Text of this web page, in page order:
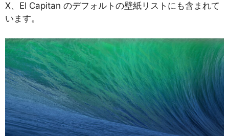
X、El Capitan のデフォルトの壁紙リストにも含まれて
います。